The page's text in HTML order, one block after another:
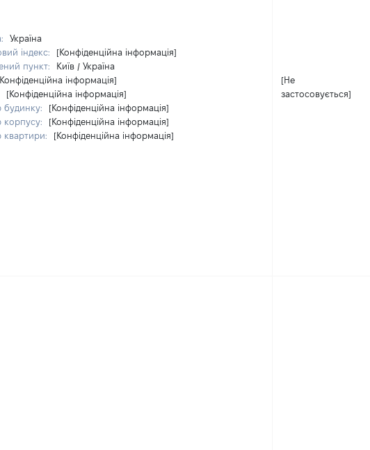
Україна
індекс:
[Конфіденційна інформація]
пункт:
Київ / Україна
інформація]
[Конфіденційна інформація]
будинку:
[Конфіденційна інформація]
корпусу:
[Конфіденційна інформація]
квартири:
[Конфіденційна інформація]
[Не
застосовується]